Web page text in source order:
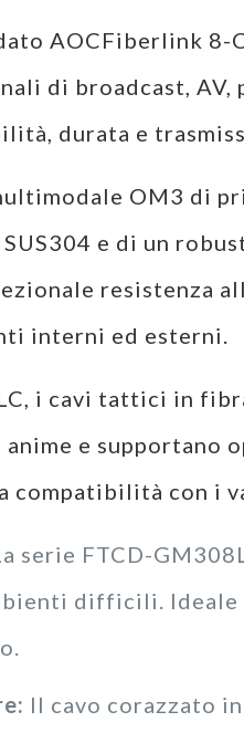
AOCFiberlink 8-
di broadcast, AV,
durata e
OM3 di
e di un
resistenza
interni ed esterni.
i cavi tattici in
e supportano
compatibilità con i
serie FTCD-
difficili. Ideale
Il cavo corazzato